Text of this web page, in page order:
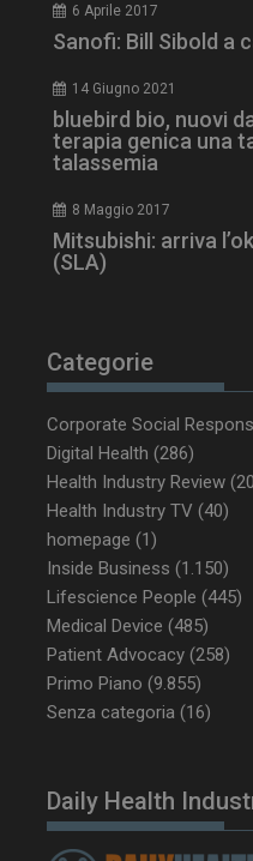
6 Aprile 2017
Sanofi: Bill Sibold a
14 Giugno 2021
bluebird bio, nuovi
terapia genica una
talassemia
8 Maggio 2017
Mitsubishi: arriva
(SLA)
Categorie
Corporate Social
Digital Health (286)
Health Industry Review
Health Industry TV (40)
homepage (1)
Inside Business (1.150)
Lifescience People (445)
Medical Device (485)
Patient Advocacy (258)
Primo Piano (9.855)
Senza categoria (16)
Daily Health
tracking-sites-
ironfish-session-id
_ga_Z2VT792F98